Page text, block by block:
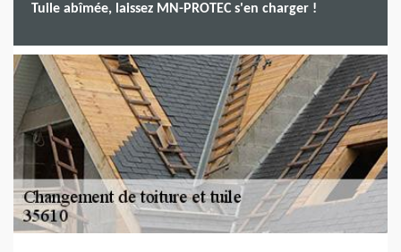
Tuile abîmée, laissez MN-PROTEC s'en charger !